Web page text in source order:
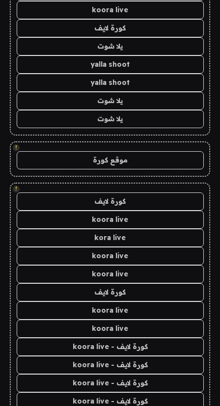
koora live
كورة لايف
يلا شوت
yalla shoot
yalla shoot
يلا شوت
يلا شوت
!
موقع كورة
!
كورة لايف
koora live
kora live
koora live
koora live
كورة لايف
koora live
koora live
كورة لايف - koora live
كورة لايف - koora live
كورة لايف - koora live
كورة لايف - koora live